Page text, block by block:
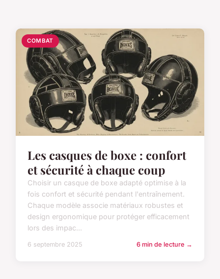
COMBAT
Les casques de boxe : confort
et sécurité à chaque coup
Choisir un casque de boxe adapté optimise à la
fois confort et sécurité pendant l'entraînement.
Chaque modèle associe matériaux robustes et
design ergonomique pour protéger efficacement
lors des impac...
6 septembre 2025 6 min de lecture →